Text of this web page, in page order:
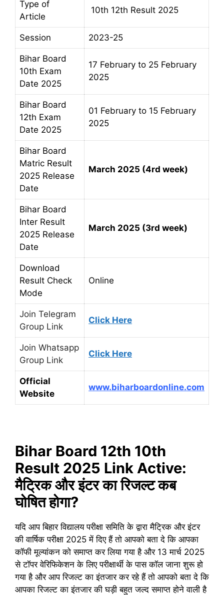
Type of
Article
10th 12th Result 2025
Session 2023-25
Bihar Board
10th Exam
Date 2025
17 February to 25 February
2025
Bihar Board
12th Exam
Date 2025
01 February to 15 February
2025
Bihar Board
Matric Result
2025 Release
Date
March 2025 (4rd week)
Bihar Board
Inter Result
2025 Release
Date
March 2025 (3rd week)
Download
Result Check
Mode
Online
Join Telegram
Group Link
Click Here
Join Whatsapp
Group Link
Click Here
Official
Website
www.biharboardonline.com
Bihar Board 12th 10th
Result 2025 Link Active:
मैट्रिक और इंटर का रिजल्ट कब
घोषित होगा?
यदि आप बिहार विद्यालय परीक्षा समिति के द्वारा मैट्रिक और इंटर
की वार्षिक परीक्षा 2025 में दिए हैं तो आपको बता दे कि आपका
कॉफी मूल्यांकन को समाप्त कर लिया गया है और 13 मार्च 2025
से टॉपर वेरिफिकेशन के लिए परीक्षार्थी के पास कॉल जाना शुरू हो
गया है और आप रिजल्ट का इंतजार कर रहे हैं तो आपको बता दे कि
आपका रिजल्ट का इंतजार की घड़ी बहुत जल्द समाप्त होने वाली है